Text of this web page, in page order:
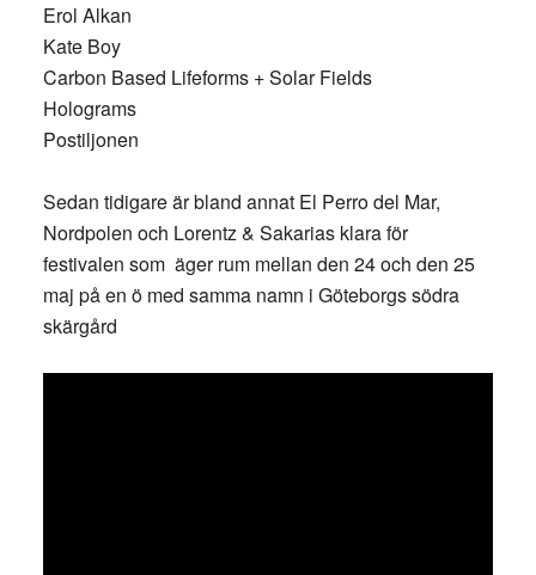
Erol Alkan
Kate Boy
Carbon Based Lifeforms + Solar Fields
Holograms
Postiljonen
Sedan tidigare är bland annat El Perro del Mar,
Nordpolen och Lorentz & Sakarias klara för
festivalen som äger rum mellan den 24 och den 25
maj på en ö med samma namn i Göteborgs södra
skärgård